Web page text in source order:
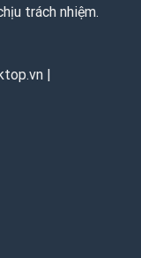
trách nhiệm.